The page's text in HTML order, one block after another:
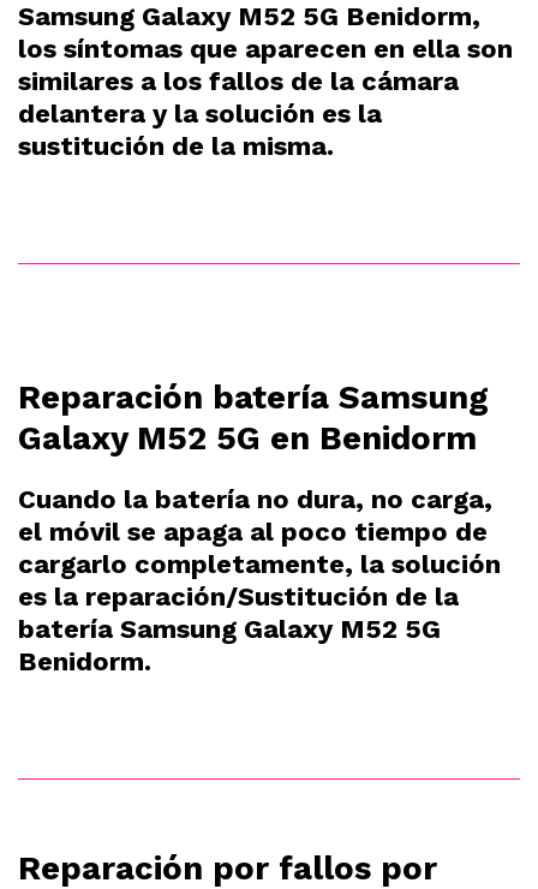
Samsung Galaxy M52 5G Benidorm,
los síntomas que aparecen en ella son
similares a los fallos de la cámara
delantera y la solución es la
sustitución de la misma.
Reparación batería Samsung
Galaxy M52 5G en Benidorm
Cuando la batería no dura, no carga,
el móvil se apaga al poco tiempo de
cargarlo completamente, la solución
es la reparación/Sustitución de la
batería Samsung Galaxy M52 5G
Benidorm.
Reparación por fallos por